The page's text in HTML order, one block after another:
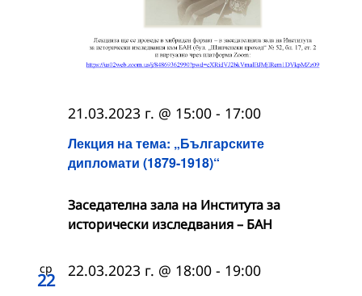
Лекция на тема: „Българските
дипломати (1879-1918)“
21.03.2023 г. @ 15:00 - 17:00
Заседателна зала на Института за
исторически изследвания – БАН
ср
22 22.03.2023 г. @ 18:00 - 19:00